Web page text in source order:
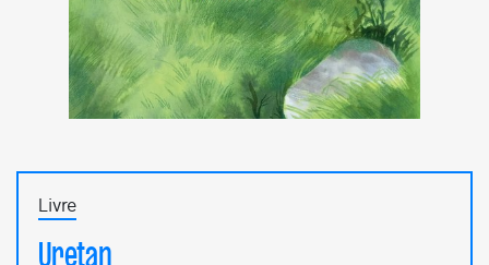
Livre
Uretan